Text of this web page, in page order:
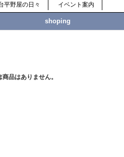
平野屋の日々 イベント案内
shoping
品はありません。